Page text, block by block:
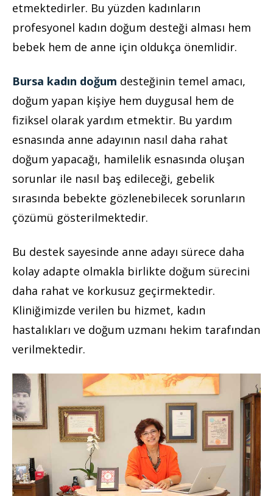
etmektedirler. Bu yüzden kadınların
profesyonel kadın doğum desteği alması hem
bebek hem de anne için oldukça önemlidir.
Bursa kadın doğum desteğinin temel amacı,
doğum yapan kişiye hem duygusal hem de
fiziksel olarak yardım etmektir. Bu yardım
esnasında anne adayının nasıl daha rahat
doğum yapacağı, hamilelik esnasında oluşan
sorunlar ile nasıl baş edileceği, gebelik
sırasında bebekte gözlenebilecek sorunların
çözümü gösterilmektedir.
Bu destek sayesinde anne adayı sürece daha
kolay adapte olmakla birlikte doğum sürecini
daha rahat ve korkusuz geçirmektedir.
Kliniğimizde verilen bu hizmet, kadın
hastalıkları ve doğum uzmanı hekim tarafından
verilmektedir.